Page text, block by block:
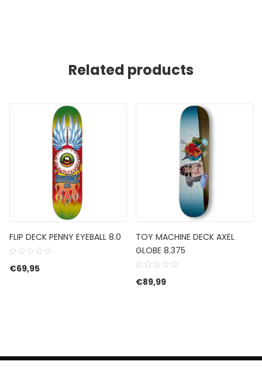
Related products
FLIP DECK PENNY EYEBALL 8.0
€69,95
TOY MACHINE DECK AXEL
GLOBE 8.375
€89,99